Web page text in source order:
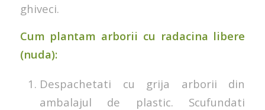
ghiveci.
Cum plantam arborii cu radacina libere
(nuda):
Despachetati cu grija arborii din
ambalajul de plastic. Scufundati